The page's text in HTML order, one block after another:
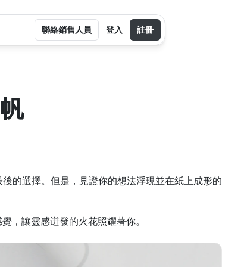
的選擇。但是，見證你的想法浮現並在紙上成形的
，讓靈感迸發的火花照耀著你。
聯絡銷售人員 登入 註冊